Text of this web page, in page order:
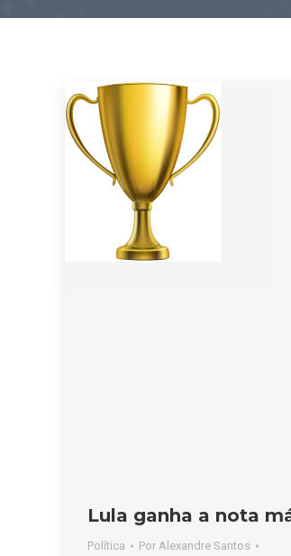
Lula ganha a nota
Política Por Alexandre Santos